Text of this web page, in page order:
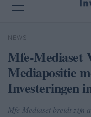
Zoeken
NEWS
Mfe-Mediaset
Mediapositie
Investeringen
Mfe-Mediaset breidt zijn